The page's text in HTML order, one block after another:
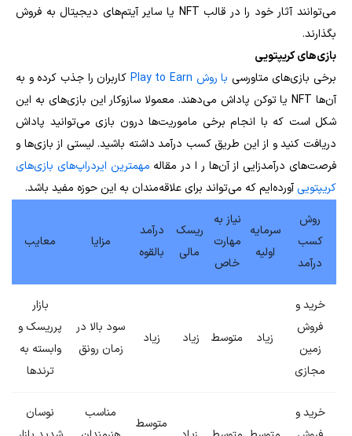
می‌توانند آثار خود را در قالب NFT یا سایر آیتم‌های دیجیتال به فروش
بگذارند.
بازی‌های کریپتویی
برخی بازی‌های متاورسی با روش Play to Earn
کاربران را جذب کرده و به
آن‌ها NFT یا توکن پاداش می‌دهند. معمولا سازوکار این بازی‌های به این
شکل است که با انجام برخی ماموریت‌ها درون بازی می‌توانید پاداش
دریافت کنید و از این طریق کسب درآمد داشته باشید. لیستی از بازی‌ها و
فرصت‌های درآمدزایی از آن‌ها ر ا در مقاله مهمترین ایردراپ‌های بازی‌های
کریپتوییآورده‌ایم که می‌تواند برای علاقه‌مندان به این حوزه مفید باشد.
روش
کسب
درآمد
سرمایه
اولیه
نیاز به
مهارت
خاص
ریسک
مالی
درآمد
بالقوه
مزایا معایب
خرید و
فروش
زمین
مجازی
زیاد متوسط زیاد زیاد
سود بالا در
زمان رونق
بازار
پرریسک و
وابسته به
ترندها
خرید و
متوسط
مناسب
نوسان